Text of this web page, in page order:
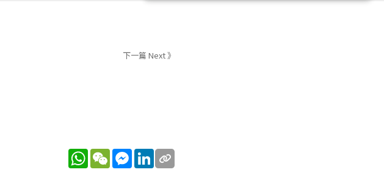
下一篇 Next 》
WhatsApp
WeChatMessenger
LinkedIn